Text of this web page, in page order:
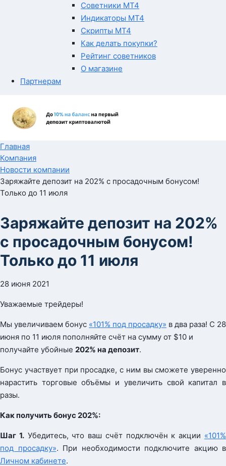
Советники MT4
Индикаторы MT4
Скрипты MT4
Как делать покупки?
Рейтинг советников
О магазине
Партнерам
Главная
Компания
Новости компании
Заряжайте депозит на 202% с просадочным бонусом!
Только до 11 июля
Заряжайте депозит на 202%
с просадочным бонусом!
Только до 11 июля
28 июня 2021
Уважаемые трейдеры!
Мы увеличиваем бонус «101% под просадку» в два раза! С 28
июня по 11 июля пополняйте счёт на сумму от $10 и
получайте убойные 202% на депозит.
Бонус участвует при просадке, с ним вы сможете уверенно
нарастить торговые объёмы и увеличить свой капитал в
разы.
Как получить бонус 202%:
Шаг 1.Убедитесь, что ваш счёт подключён к акции «101%
под просадку». При необходимости подключите акцию в
Личном кабинете.